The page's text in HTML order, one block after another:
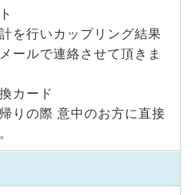
を行いカップリング結果
ールで連絡させて頂きま
カード
りの際 意中のお方に直接